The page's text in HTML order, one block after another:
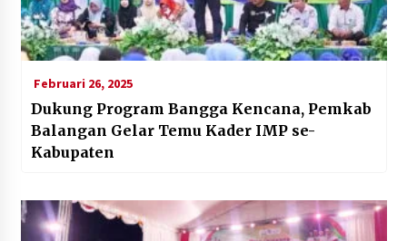
Februari 26, 2025
Dukung Program Bangga Kencana, Pemkab
Balangan Gelar Temu Kader IMP se-
Kabupaten